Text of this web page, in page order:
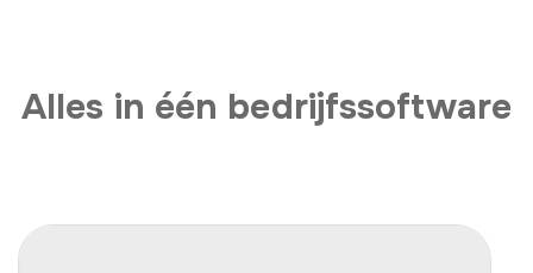
Alles in één bedrijfssoftware